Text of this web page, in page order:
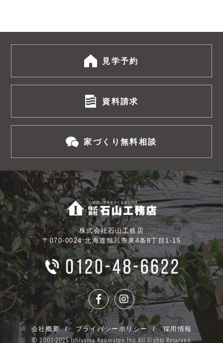
見学予約
資料請求
家づくり無料相談
株式会社石山工務店
〒070-0024 北海道旭川市東4条8丁目1-15
会社概要 プライバシーポリシー 採用情報
© 2001-2025 Ishiyama Koumuten Inc. All Rights Resarved.